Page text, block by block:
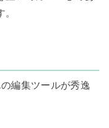
編集ツールが秀逸